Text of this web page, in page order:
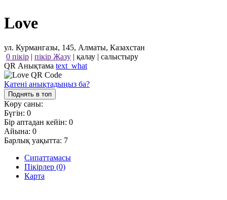
Love
ул. Курмангазы, 145, Алматы, Казахстан
0 пікір | пікір Жазу | қалау | салыстыру
QR Анықтама text_what
Қатені анықтадыңыз ба?
Поднять в топ
Көру саны:
Бүгін: 0
Бір аптадан кейін: 0
Айына: 0
Барлық уақытта: 7
Сипаттамасы
Пікірлер (0)
Карта